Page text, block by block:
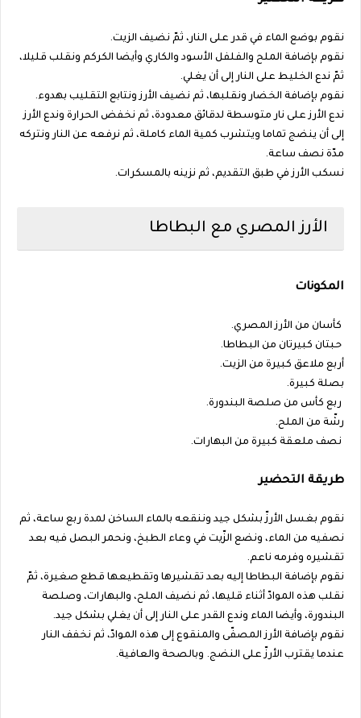
نقوم بوضع الماء في قدر على النار، ثمّ نضيف الزيت.
نقوم بإضافة الملح والفلفل الأسود والكاري وأيضا الكركم ونقلب قليلا،
ثمّ ندع الخليط على النار إلى أن يغلي.
نقوم بإضافة الخضار ونقلبها، ثم نضيف الأرز ونتابع التقليب بهدوء.
ندع الأرز على نار متوسطة لدقائق معدودة، ثم نخفض الحرارة وندع الأرز
إلى أن ينضج تماما ويتشرب كمية الماء كاملة، ثم نرفعه عن النار ونتركه
مدّة نصف ساعة.
نسكب الأرز في طبق التقديم، ثم نزينه بالمسكرات.
الأرز المصري مع البطاطا
المكونات
كأسان من الأرز المصري.
حبتان كبيرتان من البطاطا.
أربع ملاعق كبيرة من الزيت.
بصلة كبيرة.
ربع كأس من صلصة البندورة.
رشّة من الملح.
نصف ملعقة كبيرة من البهارات.
طريقة التحضير
نقوم بغسل الأرزّ بشكل جيد وننقعه بالماء الساخن لمدة ربع ساعة، ثم
نصفيه من الماء، ونضع الزّيت في وعاء الطبخ، ونحمر البصل فيه بعد
تقشيره وفرمه ناعم.
نقوم بإضافة البطاطا إليه بعد تقشيرها وتقطيعها قطع صغيرة، ثمّ
نقلب هذه الموادّ أثناء قليها، ثم نضيف الملح، والبهارات، وصلصة
البندورة، وأيضا الماء وندع القدر على النار إلى أن يغلي بشكل جيد.
نقوم بإضافة الأرز المصفّى والمنقوع إلى هذه الموادّ، ثم نخفف النار
عندما يقترب الأرزّ على النضج. وبالصحة والعافية.